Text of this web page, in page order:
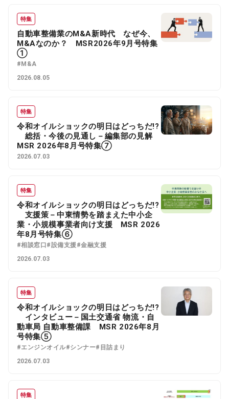
特集
自動車整備業のM&A新時代 なぜ今、
M&Aなのか？ MSR2026年9月号特集
①
#M&A
2026.08.05
特集
令和オイルショックの明日はどっちだ!?
総括・今後の見通し－編集部の見解
MSR 2026年8月号特集⑦
2026.07.03
特集
令和オイルショックの明日はどっちだ!?
支援策－中東情勢を踏まえた中小企
業・小規模事業者向け支援 MSR 2026
年8月号特集⑥
#相談窓口 #設備支援#金融支援
2026.07.03
特集
令和オイルショックの明日はどっちだ!?
インタビュー－国土交通省 物流・自
動車局 自動車整備課 MSR 2026年8月
号特集⑤
#エンジンオイル#シンナー#目詰まり
2026.07.03
特集